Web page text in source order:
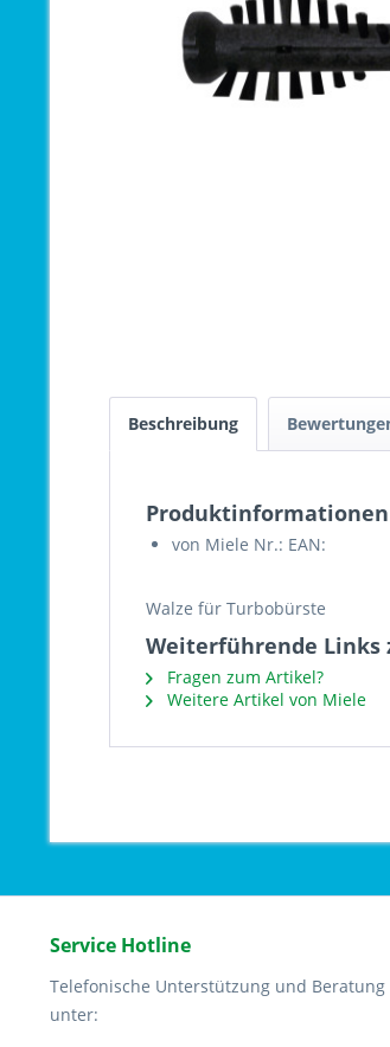
Beschreibung
Produktinformationen
von Miele Nr.: EAN:
Walze für Turbobürste
Weiterführende Links
Fragen zum Artikel?
Weitere Artikel von Miele
Service Hotline
Telefonische Unterstützung und Beratung
unter: